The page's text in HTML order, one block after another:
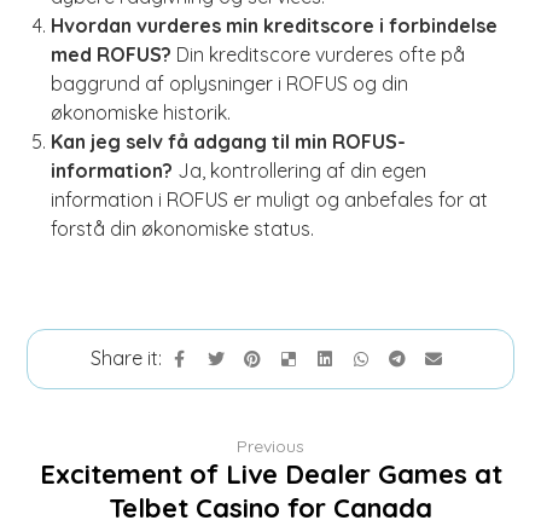
Hvordan vurderes min kreditscore i forbindelse
med ROFUS? Din kreditscore vurderes ofte på
baggrund af oplysninger i ROFUS og din
økonomiske historik.
Kan jeg selv få adgang til min ROFUS-
information? Ja, kontrollering af din egen
information i ROFUS er muligt og anbefales for at
forstå din økonomiske status.
Previous
Excitement of Live Dealer Games at
Telbet Casino for Canada